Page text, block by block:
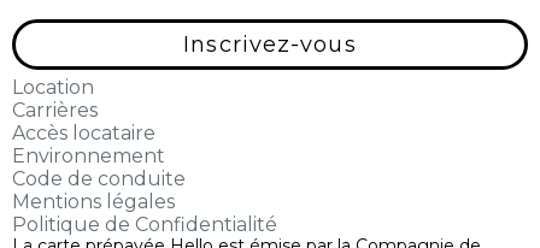
Inscrivez-vous
Location
Carrières
Accès locataire
Environnement
Code de conduite
Mentions légales
Politique de Confidentialité